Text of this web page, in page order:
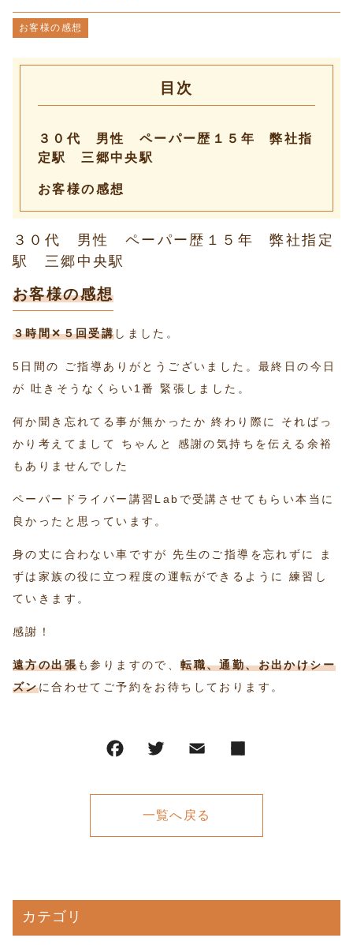
お客様の感想
目次
３０代 男性 ペーパー歴１５年 弊社指
定駅 三郷中央駅
お客様の感想
３０代 男性 ペーパー歴１５年 弊社指定
駅 三郷中央駅
お客様の感想
３時間✕５回受講しました。
5日間の ご指導ありがとうございました。最終日の今日
が 吐きそうなくらい1番 緊張しました。
何か聞き忘れてる事が無かったか 終わり際に そればっ
かり考えてまして ちゃんと 感謝の気持ちを伝える余裕
もありませんでした
ペーパードライバー講習Labで受講させてもらい本当に
良かったと思っています。
身の丈に合わない車ですが 先生のご指導を忘れずに ま
ずは家族の役に立つ程度の運転ができるように 練習し
ていきます。
感謝！
遠方の出張も参りますので、転職、通勤、お出かけシー
ズンに合わせてご予約をお待ちしております。
一覧へ戻る
カテゴリ